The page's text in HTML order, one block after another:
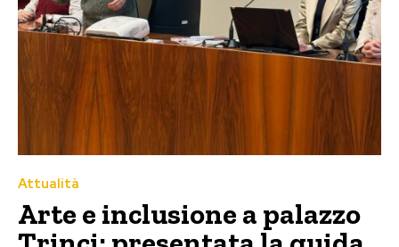
Attualità
Arte e inclusione a palazzo